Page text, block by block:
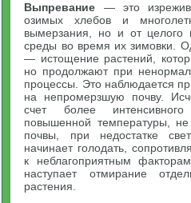
Выпревание — это
озимых хлебов и
вымерзания, но и от целого
среды во время их зимовки.
— истощение растений,
но продолжают при
процессы. Это наблюдается
на непромерзшую почву.
счет более
повышенной температуры,
почвы, при недостатке
начинает голодать,
к неблагоприятным
наступает отмирание
растения.